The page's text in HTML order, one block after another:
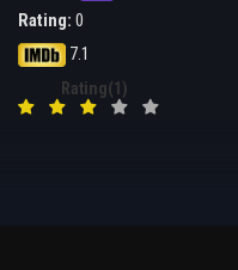
Rating: 0
7.1
Rating(1)